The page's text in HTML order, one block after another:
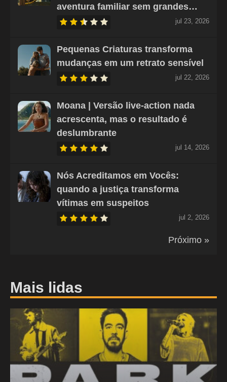
aventura familiar sem grandes…
jul 23, 2026
Pequenas Criaturas transforma
mudanças em um retrato sensível
jul 22, 2026
Moana | Versão live-action nada
acrescenta, mas o resultado é
deslumbrante
jul 14, 2026
Nós Acreditamos em Vocês:
quando a justiça transforma
vítimas em suspeitos
jul 2, 2026
Próximo »
Mais lidas